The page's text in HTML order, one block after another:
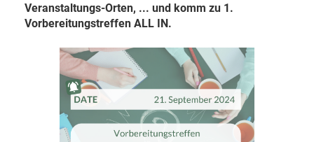
Veranstaltungs-Orten, ... und komm zu 1.
Vorbereitungstreffen ALL IN.